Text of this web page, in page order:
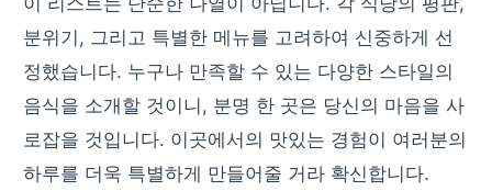
분위기, 그리고 특별한 메뉴를 고려하여 신중하게 선
정했습니다. 누구나 만족할 수 있는 다양한 스타일의
음식을 소개할 것이니, 분명 한 곳은 당신의 마음을 사
로잡을 것입니다. 이곳에서의 맛있는 경험이 여러분의
하루를 더욱 특별하게 만들어줄 거라 확신합니다.